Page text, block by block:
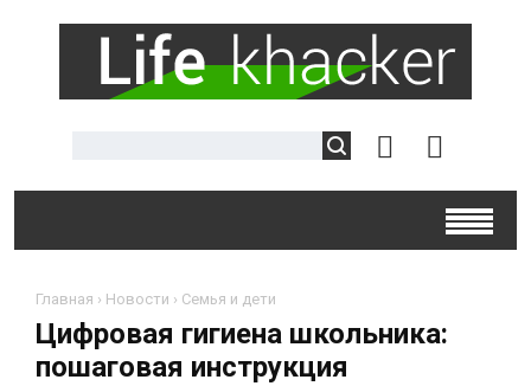
Главная › Новости › Семья и дети
Цифровая гигиена школьника:
пошаговая инструкция